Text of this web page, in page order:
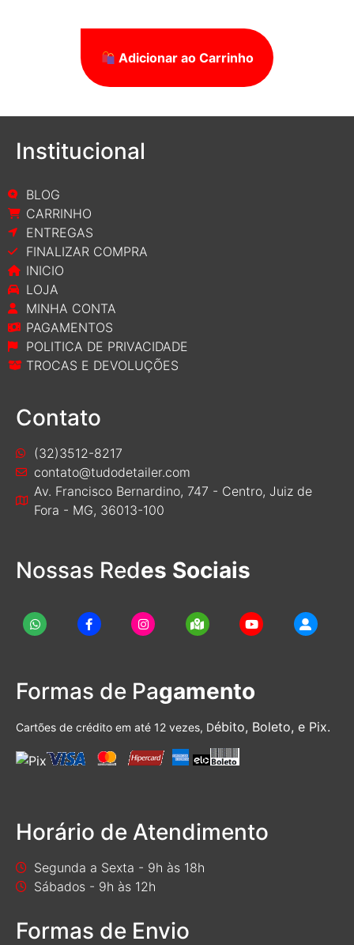
Adicionar ao Carrinho
Institucional
BLOG
CARRINHO
ENTREGAS
FINALIZAR COMPRA
INICIO
LOJA
MINHA CONTA
PAGAMENTOS
POLITICA DE PRIVACIDADE
TROCAS E DEVOLUÇÕES
Contato
(32)3512-8217
contato@tudodetailer.com
Av. Francisco Bernardino, 747 - Centro, Juiz de
Fora - MG, 36013-100
Nossas Redes Sociais
Formas de Pagamento
Cartões de crédito em até 12 vezes, Débito, Boleto, e Pix.
Horário de Atendimento
Segunda a Sexta - 9h às 18h
Sábados - 9h às 12h
Formas de Envio